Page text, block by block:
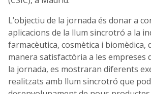
L’objectiu de la jornada és donar a
aplicacions de la llum sincrotró a la
farmacèutica, cosmètica i biomèdica,
manera satisfactòria a les empreses
la jornada, es mostraran diferents
realitzats amb llum sincrotró que